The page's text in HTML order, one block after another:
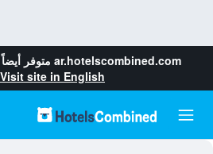
ar.hotelscombined.com متوفر أيضاً
Visit site in English